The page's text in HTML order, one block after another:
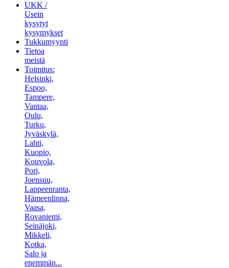
UKK /
Usein
kysytyt
kysymykset
Tukkumyynti
Tietoa
meistä
Toimitus:
Helsinki,
Espoo,
Tampere,
Vantaa,
Oulu,
Turku,
Jyväskylä,
Lahti,
Kuopio,
Kouvola,
Pori,
Joensuu,
Lappeenranta,
Hämeenlinna,
Vaasa,
Rovaniemi,
Seinäjoki,
Mikkeli,
Kotka,
Salo ja
enemmän...